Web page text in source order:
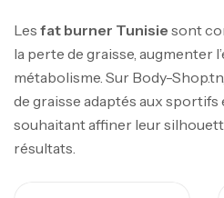
Les fat burner Tunisie sont
la perte de graisse, augmenter
métabolisme. Sur Body-
de graisse adaptés aux
souhaitant affiner leur
résultats.